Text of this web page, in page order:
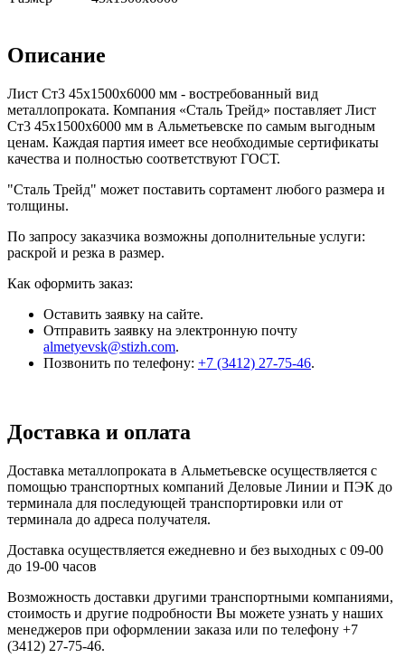
Описание
Лист Ст3 45x1500x6000 мм - востребованный вид
металлопроката. Компания «Сталь Трейд» поставляет Лист
Ст3 45x1500x6000 мм в Альметьевске по самым выгодным
ценам. Каждая партия имеет все необходимые сертификаты
качества и полностью соответствуют ГОСТ.
"Сталь Трейд" может поставить сортамент любого размера и
толщины.
По запросу заказчика возможны дополнительные услуги:
раскрой и резка в размер.
Как оформить заказ:
Оставить заявку на сайте.
Отправить заявку на электронную почту
almetyevsk@stizh.com.
Позвонить по телефону: +7 (3412) 27-75-46.
Доставка и оплата
Доставка металлопроката в Альметьевске осуществляется с
помощью транспортных компаний Деловые Линии и ПЭК до
терминала для последующей транспортировки или от
терминала до адреса получателя.
Доставка осуществляется ежедневно и без выходных с 09-00
до 19-00 часов
Возможность доставки другими транспортными компаниями,
стоимость и другие подробности Вы можете узнать у наших
менеджеров при оформлении заказа или по телефону +7
(3412) 27-75-46.